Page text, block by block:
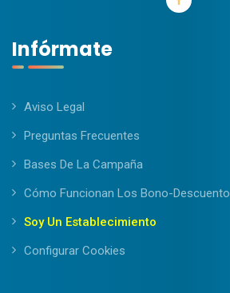
Infórmate
Aviso Legal
Preguntas Frecuentes
Bases De La Campaña
Cómo Funcionan Los Bono-Descuento
Soy Un Establecimiento
Configurar Cookies